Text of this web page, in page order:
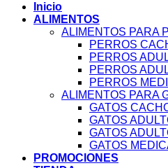
Inicio
ALIMENTOS
ALIMENTOS PARA
PERROS
PERROS
PERROS
PERROS
ALIMENTOS PARA
GATOS
GATOS
GATOS
GATOS
PROMOCIONES